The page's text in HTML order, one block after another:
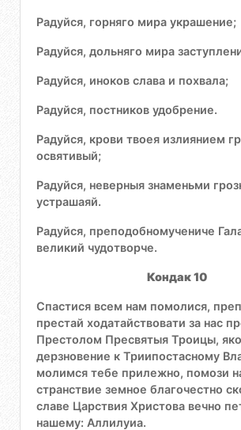
Радуйся, горняго мира украшение;
Радуйся, дольняго мира
Радуйся, иноков слава и похвала;
Радуйся, постников удобрение.
Радуйся, крови твоея излиянием
освятивый;
Радуйся, неверныя знаменьми
устрашаяй.
Радуйся, преподобномучениче
великий чудотворче.
Кондак 10
Спастися всем нам помолися,
престай ходатайствовати за нас
Престолом Пресвятыя Троицы,
дерзновение к Триипостасному
молимся тебе прилежно, помози
странствие земное благочестно
славе Царствия Христова вечно
нашему: Аллилуиа.